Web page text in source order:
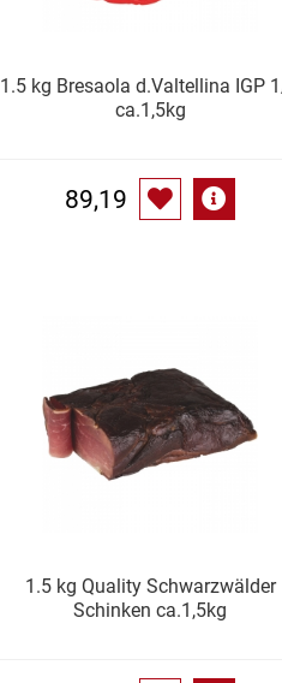
1.5 kg Bresaola d.Valtellina IGP
ca.1,5kg
89,19
1.5 kg Quality Schwarzwälder
Schinken ca.1,5kg